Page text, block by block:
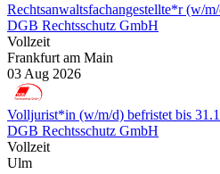
Rechtsanwaltsfachangestellte*r (w/
DGB Rechtsschutz GmbH
Vollzeit
Frankfurt am Main
03 Aug 2026
Volljurist*in (w/m/d) befristet bis
DGB Rechtsschutz GmbH
Vollzeit
Ulm